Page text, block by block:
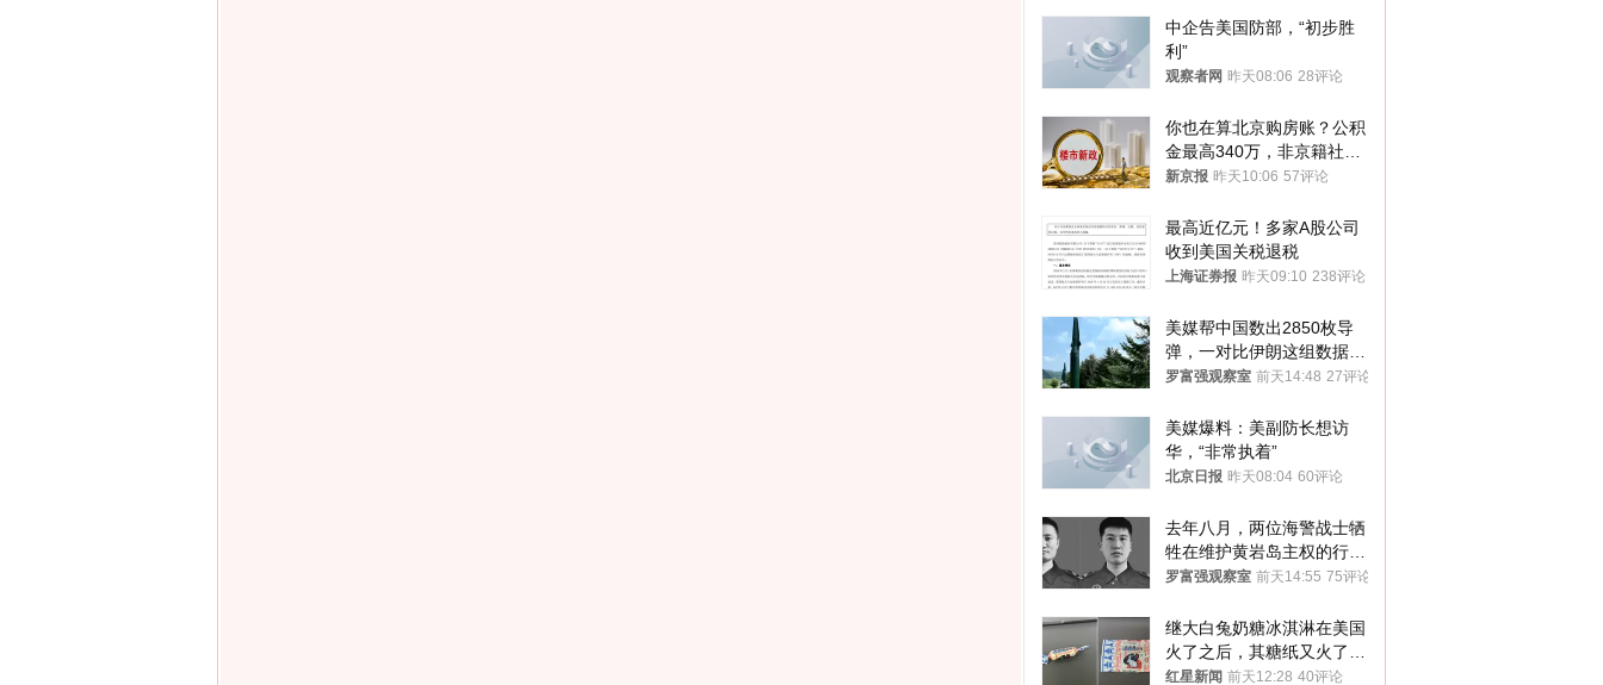
中企告美国防部，“初步胜
利”
观察者网 昨天08:06 28评论
你也在算北京购房账？公积
金最高340万，非京籍社保
1年
新京报 昨天10:06 57评论
最高近亿元！多家A股公司
收到美国关税退税
上海证券报 昨天09:10 238评论
美媒帮中国数出2850枚导
弹，一对比伊朗这组数据，
发现出大事了
罗富强观察室 前天14:48 27评论
美媒爆料：美副防长想访
华，“非常执着”
北京日报 昨天08:04 60评论
去年八月，两位海警战士牺
牲在维护黄岩岛主权的行动
中
罗富强观察室 前天14:55 75评论
继大白兔奶糖冰淇淋在美国
火了之后，其糖纸又火了！
海外博主盛赞：平面设计经
红星新闻 前天12:28 40评论